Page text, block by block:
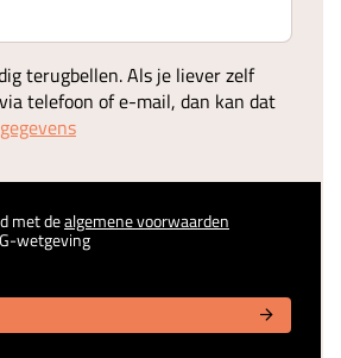
terugbellen. Als je liever zelf
telefoon of e-mail, dan kan dat
met dealgemene voorwaarden
wetgeving